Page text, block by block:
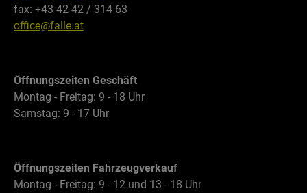
fax: +43 42 42 / 314 63
office@falle.at
Öffnungszeiten Geschäft
Montag - Freitag: 9 - 18 Uhr
Samstag: 9 - 17 Uhr
Öffnungszeiten Fahrzeugverkauf
Montag - Freitag: 9 - 12 und 13 - 18 Uhr